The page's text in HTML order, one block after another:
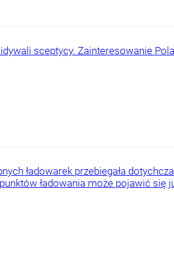
sceptycy. Zainteresowanie
ładowarek przebiegała
ładowania może pojawić się